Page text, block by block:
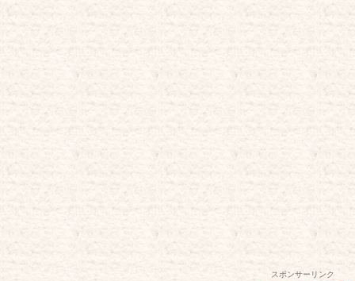
スポンサーリンク